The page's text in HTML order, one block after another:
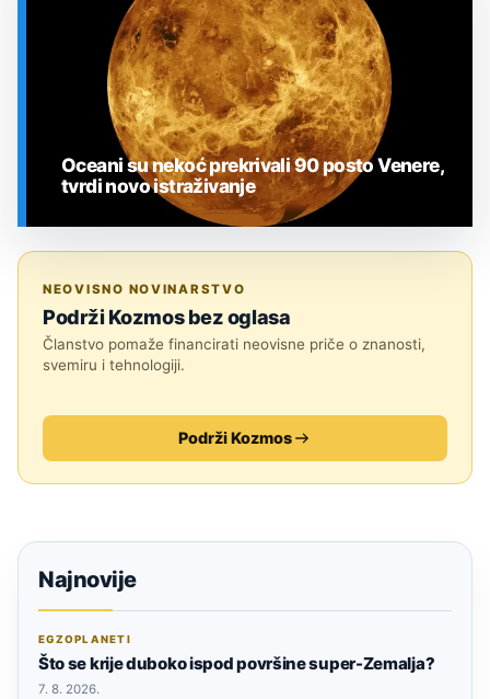
Oceani su nekoć prekrivali 90 posto Venere,
tvrdi novo istraživanje
NEOVISNO NOVINARSTVO
Podrži Kozmos bez oglasa
Članstvo pomaže financirati neovisne priče o znanosti,
svemiru i tehnologiji.
Podrži Kozmos
Najnovije
EGZOPLANETI
Što se krije duboko ispod površine super-Zemalja?
7. 8. 2026.